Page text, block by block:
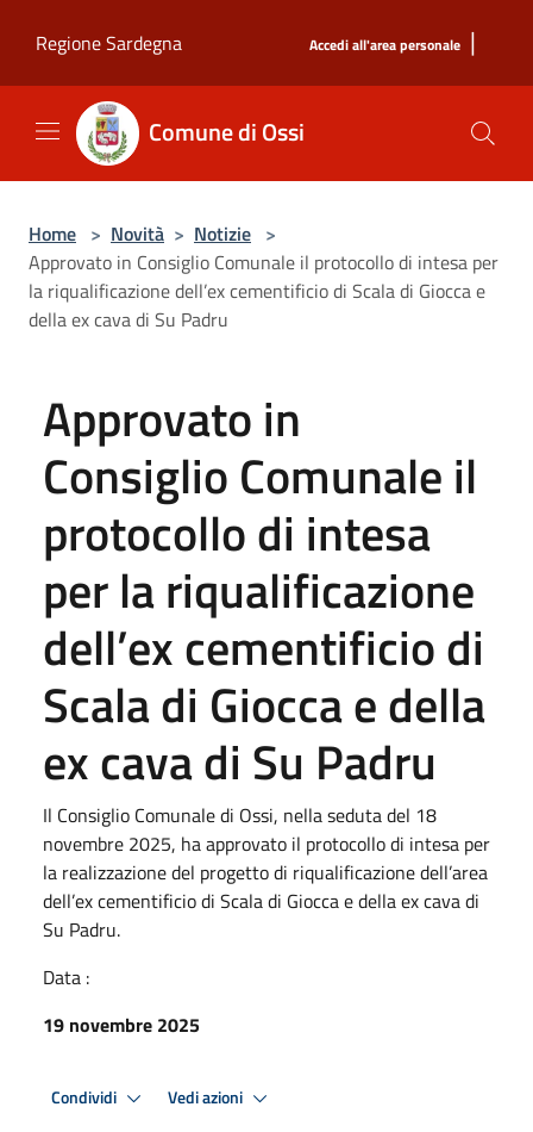
Regione Sardegna
Accedi all'area personale |
Comune di Ossi
Home > Novità > Notizie >
Approvato in Consiglio Comunale il protocollo di intesa per
la riqualificazione dell’ex cementificio di Scala di Giocca e
della ex cava di Su Padru
Approvato in
Consiglio Comunale il
protocollo di intesa
per la riqualificazione
dell’ex cementificio di
Scala di Giocca e della
ex cava di Su Padru
Il Consiglio Comunale di Ossi, nella seduta del 18
novembre 2025, ha approvato il protocollo di intesa per
la realizzazione del progetto di riqualificazione dell’area
dell’ex cementificio di Scala di Giocca e della ex cava di
Su Padru.
Data :
19 novembre 2025
Condividi Vedi azioni